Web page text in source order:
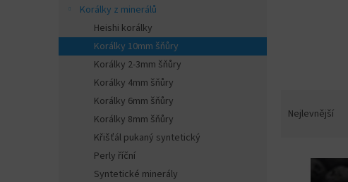
e
Korálky z minerálů
Heishi korálky
Korálky 10mm šňůry
Korálky 2-3mm šňůry
Korálky 4mm šňůry
Korálky 6mm šňůry
Korálky 8mm šňůry
Křišťál pukaný syntetický
Perly říční
Syntetické minerály
Nejlevnější